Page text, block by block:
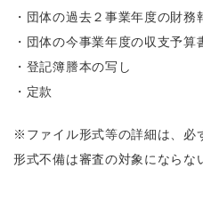
・団体の過去２事業年度の財務
・団体の今事業年度の収支予算
・登記簿謄本の写し
・定款
※ファイル形式等の詳細は、必
形式不備は審査の対象にならな